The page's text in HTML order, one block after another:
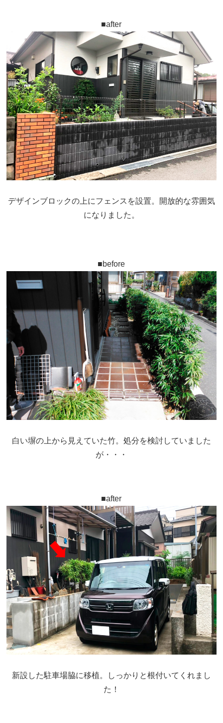
■after
デザインブロックの上にフェンスを設置。開放的な雰囲気
になりました。
■before
白い塀の上から見えていた竹。処分を検討していました
が・・・
■after
新設した駐車場脇に移植。しっかりと根付いてくれまし
た！